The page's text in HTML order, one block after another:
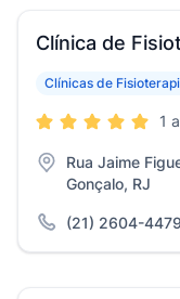
Clínica de
Clínicas de
1
Rua Jaime
Gonçalo, RJ
(21) 2604-4479